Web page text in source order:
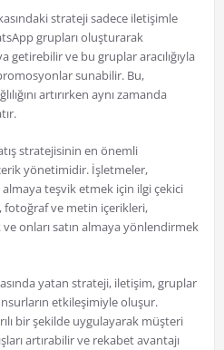
strateji sadece iletişimle
grupları oluşturarak
ve bu gruplar aracılığıyla
sunabilir. Bu,
artırırken aynı zamanda
stratejisinin en önemli
yönetimidir. İşletmeler,
teşvik etmek için ilgi çekici
fotoğraf ve metin içerikleri,
onları satın almaya yönlendirmek
yatan strateji, iletişim, gruplar
etkileşimiyle oluşur.
bir şekilde uygulayarak müşteri
artırabilir ve rekabet avantajı